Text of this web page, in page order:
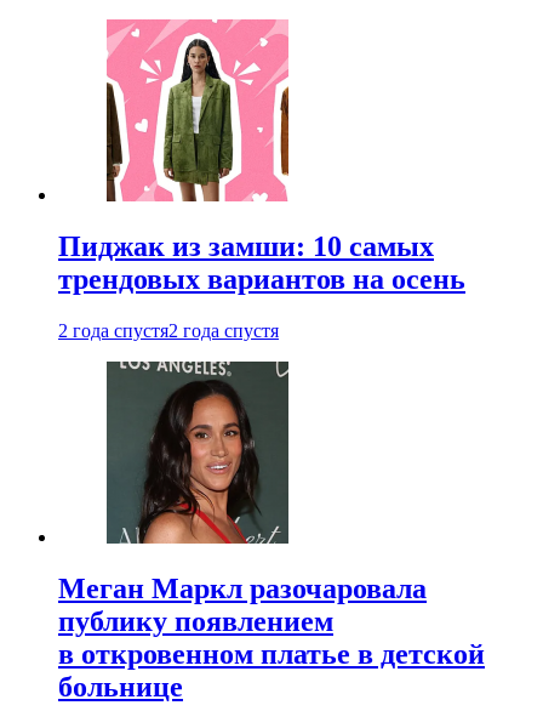
Пиджак из замши: 10 самых
трендовых вариантов на осень
2 года спустя2 года спустя
Меган Маркл разочаровала
публику появлением
в откровенном платье в детской
больнице